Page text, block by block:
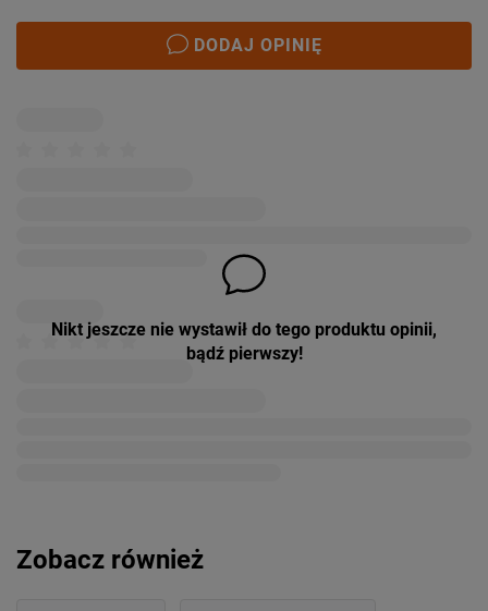
DODAJ OPINIĘ
Nikt jeszcze nie wystawił do tego produktu opinii,
bądź pierwszy!
Zobacz również